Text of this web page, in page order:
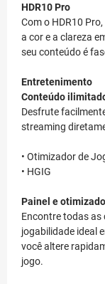
HDR10 Pro
Com o HDR10
a cor e a clareza
seu conteúdo é
Entretenimento
Conteúdo
Desfrute
streaming
• Otimizador de
• HGIG
Painel e
Encontre todas
jogabilidade ideal
você altere
jogo.